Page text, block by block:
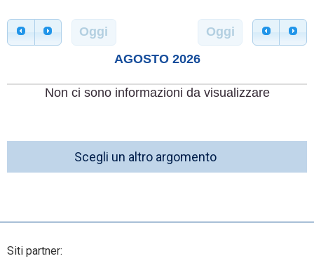
Oggi
Oggi
AGOSTO 2026
Non ci sono informazioni da visualizzare
Scegli un altro argomento
Siti partner: